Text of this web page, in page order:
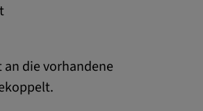
an die vorhandene